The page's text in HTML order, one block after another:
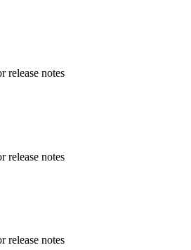
release notes
release notes
release notes